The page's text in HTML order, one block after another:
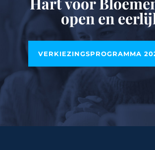
open en
VERKIEZINGSPROGRAMMA